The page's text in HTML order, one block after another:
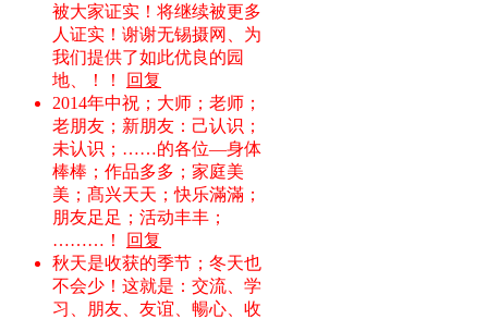
被大家证实！将继续被更多
人证实！谢谢无锡摄网、为
我们提供了如此优良的园
地、！！
回复
2014年中祝；大师；老师；
老朋友；新朋友：己认识；
未认识；……的各位—身体
棒棒；作品多多；家庭美
美；髙兴天天；快乐滿滿；
朋友足足；活动丰丰；
………！
回复
秋天是收获的季节；冬天也
不会少！这就是：交流、学
习、朋友、友谊、暢心、收